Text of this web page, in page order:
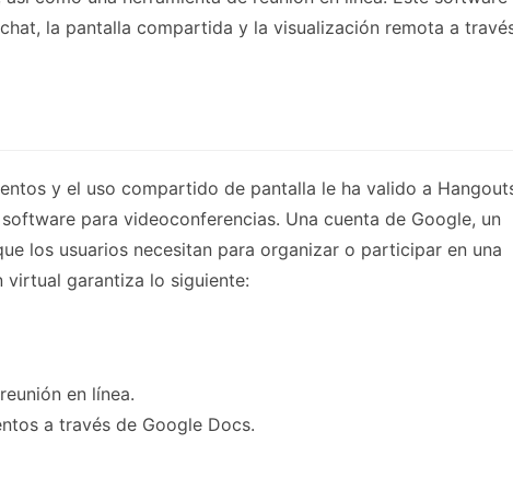
la pantalla compartida y la visualización remota a
y el uso compartido de pantalla le ha valido a
para videoconferencias. Una cuenta de Google, un
los usuarios necesitan para organizar o participar en una
virtual garantiza lo siguiente:
en línea.
a través de Google Docs.